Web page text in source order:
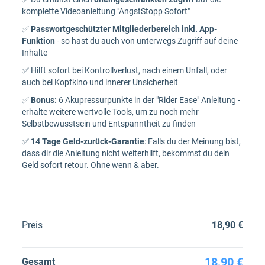
komplette Videoanleitung "AngstStopp Sofort"
✅ Passwortgeschützter Mitgliederbereich inkl. App-
Funktion - so hast du auch von unterwegs Zugriff auf deine
Inhalte
✅ Hilft sofort bei Kontrollverlust, nach einem Unfall, oder
auch bei Kopfkino und innerer Unsicherheit
✅ Bonus: 6 Akupressurpunkte in der "Rider Ease" Anleitung -
erhalte weitere wertvolle Tools, um zu noch mehr
Selbstbewusstsein und Entspanntheit zu finden
✅ 14 Tage Geld-zurück-Garantie: Falls du der Meinung bist,
dass dir die Anleitung nicht weiterhilft, bekommst du dein
Geld sofort retour. Ohne wenn & aber.
Preis 18,90 €
Gesamt 18,90 €